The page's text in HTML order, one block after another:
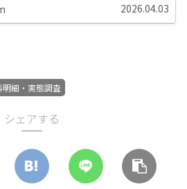
2026.04.03
明細・実態調査
シェアする